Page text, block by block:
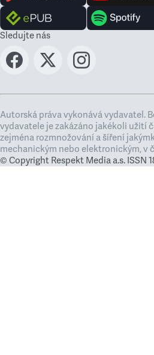
Sledujte nás
Autorská práva vykonává vydavatel.
vydavatele je zakázáno jakékoli užití
zejména rozmnožování a šíření
mechanickým nebo elektronickým, v
© Copyright Respekt Media a.s. ISSN